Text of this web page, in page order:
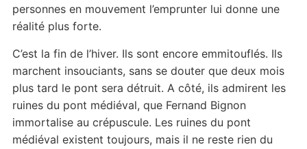
personnes en mouvement l’emprunter lui donne une
réalité plus forte.
C’est la fin de l’hiver. Ils sont encore emmitouflés. Ils
marchent insouciants, sans se douter que deux mois
plus tard le pont sera détruit. A côté, ils admirent les
ruines du pont médiéval, que Fernand Bignon
immortalise au crépuscule. Les ruines du pont
médiéval existent toujours, mais il ne reste rien du